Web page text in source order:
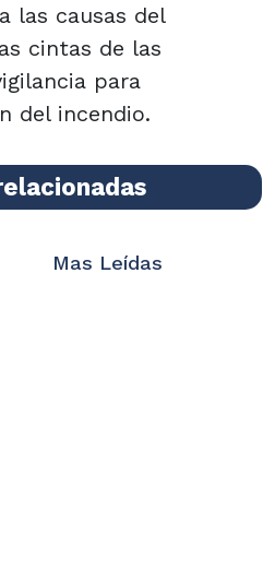
las causas del
cintas de las
para
del incendio.
Mas Leídas